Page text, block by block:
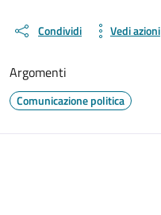
Condividi Vedi azioni
Argomenti
Comunicazione politica